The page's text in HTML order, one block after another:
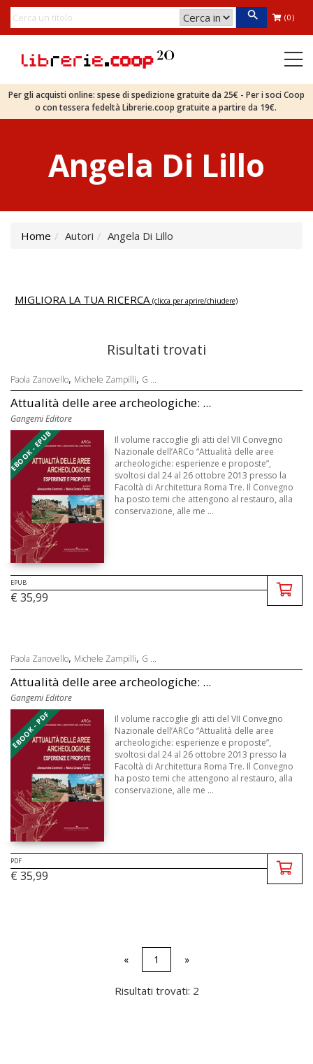
(0)
Per gli acquisti online: spese di spedizione gratuite da 25€ - Per i soci Coop
o con tessera fedeltà Librerie.coop gratuite a partire da 19€.
Angela Di Lillo
Home Autori Angela Di Lillo
MIGLIORA LA TUA RICERCA (clicca per aprire/chiudere)
Risultati trovati
Paola Zanovello, Michele Zampilli, G ...
Attualità delle aree archeologiche: ...
Gangemi Editore
EBOOK - EPUB
Il volume raccoglie gli atti del VII Convegno
Nazionale dell’ARCo “Attualità delle aree
archeologiche: esperienze e proposte”,
svoltosi dal 24 al 26 ottobre 2013 presso la
Facoltà di Architettura Roma Tre. Il Convegno
ha posto temi che attengono al restauro, alla
conservazione, alle me ...
EPUB
€ 35,99
Paola Zanovello, Michele Zampilli, G ...
Attualità delle aree archeologiche: ...
Gangemi Editore
EBOOK - PDF
Il volume raccoglie gli atti del VII Convegno
Nazionale dell’ARCo “Attualità delle aree
archeologiche: esperienze e proposte”,
svoltosi dal 24 al 26 ottobre 2013 presso la
Facoltà di Architettura Roma Tre. Il Convegno
ha posto temi che attengono al restauro, alla
conservazione, alle me ...
PDF
€ 35,99
« 1 »
Risultati trovati: 2